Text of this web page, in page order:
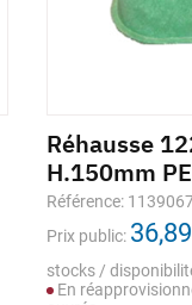
Réhausse
H.150mm
Référence:
Prix public:
stocks /
En